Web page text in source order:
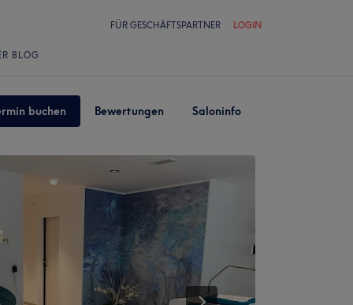
FÜR GESCHÄFTSPARTNER LOGIN
BLOG
buchen Bewertungen Saloninfo